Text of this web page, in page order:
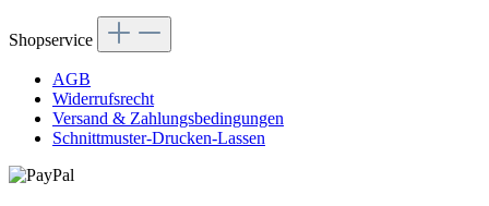
Shopservice
AGB
Widerrufsrecht
Versand & Zahlungsbedingungen
Schnittmuster-Drucken-Lassen